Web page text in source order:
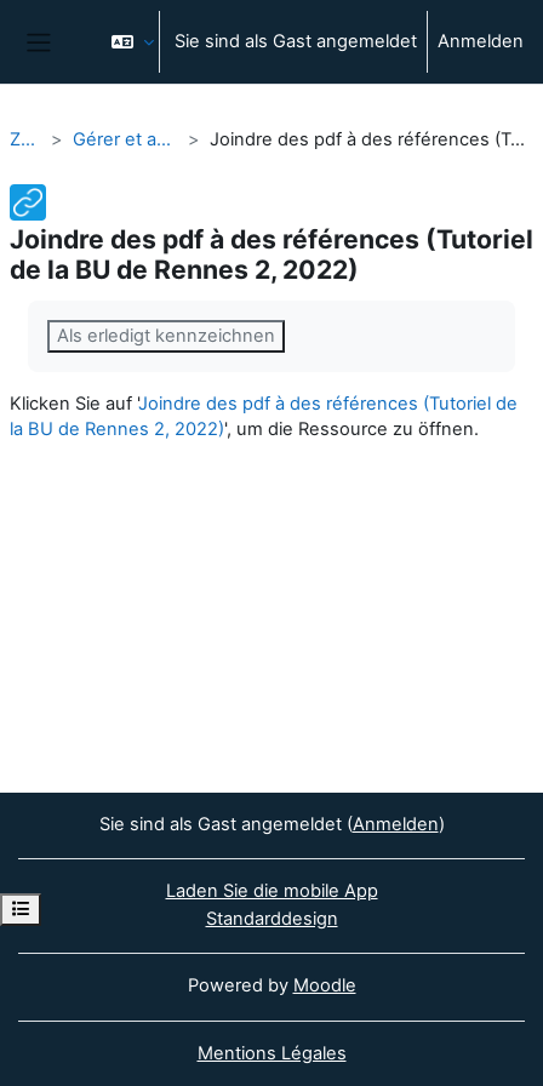
Sie sind als Gast angemeldet Anmelden
Kursindex öffnen
Zotero Gérer et annoter les PDF Joindre des pdf à des références (Tutoriel de la BU de Rennes 2, 2022)
Joindre des pdf à des références (Tutoriel
de la BU de Rennes 2, 2022)
Als erledigt kennzeichnen
Klicken Sie auf ' Joindre des pdf à des références (Tutoriel de
la BU de Rennes 2, 2022)', um die Ressource zu öffnen.
Sie sind als Gast angemeldet (Anmelden)
Laden Sie die mobile App
Standarddesign
Powered by Moodle
Mentions Légales